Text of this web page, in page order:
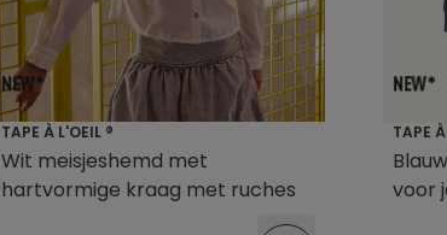
TAPE À L'OEIL ®
Wit meisjeshemd met
hartvormige kraag met ruches
TAPE
voor